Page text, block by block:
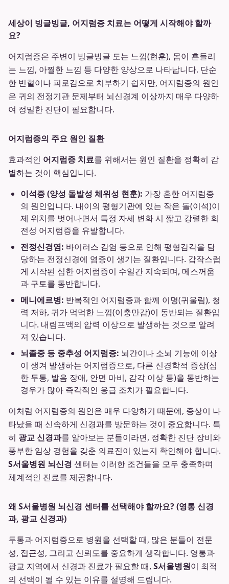
세상이 빙글빙글, 어지럼증 치료는 어떻게 시작해야 할까
요?
어지럼증은 주변이 빙글빙글 도는 느낌(현훈), 몸이 흔들리
는 느낌, 아찔한 느낌 등 다양한 양상으로 나타납니다. 단순
한 빈혈이나 피로감으로 치부하기 쉽지만, 어지럼증의 원인
은 귀의 전정기관 문제부터 뇌신경계 이상까지 매우 다양하
여 정밀한 진단이 필요합니다.
어지럼증의 주요 원인 질환
효과적인 어지럼증 치료를 위해서는 원인 질환을 정확히 감
별하는 것이 핵심입니다.
이석증 (양성 돌발성 체위성 현훈): 가장 흔한 어지럼증
의 원인입니다. 내이의 평형기관에 있는 작은 돌(이석)이
제 위치를 벗어나면서 특정 자세 변화 시 짧고 강렬한 회
전성 어지럼증을 유발합니다.
전정신경염: 바이러스 감염 등으로 인해 평형감각을 담
당하는 전정신경에 염증이 생기는 질환입니다. 갑작스럽
게 시작된 심한 어지럼증이 수일간 지속되며, 메스꺼움
과 구토를 동반합니다.
메니에르병: 반복적인 어지럼증과 함께 이명(귀울림), 청
력 저하, 귀가 먹먹한 느낌(이충만감)이 동반되는 질환입
니다. 내림프액의 압력 이상으로 발생하는 것으로 알려
져 있습니다.
뇌졸중 등 중추성 어지럼증: 뇌간이나 소뇌 기능에 이상
이 생겨 발생하는 어지럼증으로, 다른 신경학적 증상(심
한 두통, 발음 장애, 안면 마비, 감각 이상 등)을 동반하는
경우가 많아 즉각적인 응급 조치가 필요합니다.
이처럼 어지럼증의 원인은 매우 다양하기 때문에, 증상이 나
타났을 때 신속하게 신경과를 방문하는 것이 중요합니다. 특
히 광교 신경과를 알아보는 분들이라면, 정확한 진단 장비와
풍부한 임상 경험을 갖춘 의료진이 있는지 확인해야 합니다.
S서울병원 뇌신경 센터는 이러한 조건들을 모두 충족하며
체계적인 진료를 제공합니다.
왜 S서울병원 뇌신경 센터를 선택해야 할까요? (영통 신경
과, 광교 신경과)
두통과 어지럼증으로 병원을 선택할 때, 많은 분들이 전문
성, 접근성, 그리고 신뢰도를 중요하게 생각합니다. 영통과
광교 지역에서 신경과 진료가 필요할 때, S서울병원이 최적
의 선택이 될 수 있는 이유를 설명해 드립니다.